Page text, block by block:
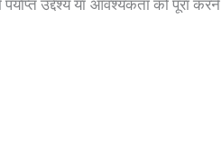
उद्देश्य या आवश्यकता को पूरा करने